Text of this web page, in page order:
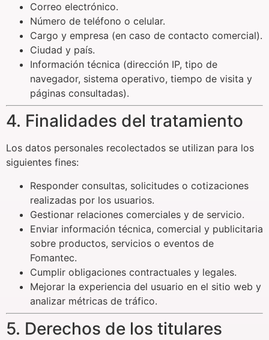
Correo electrónico.
Número de teléfono o celular.
Cargo y empresa (en caso de contacto comercial).
Ciudad y país.
Información técnica (dirección IP, tipo de
navegador, sistema operativo, tiempo de visita y
páginas consultadas).
4. Finalidades del tratamiento
Los datos personales recolectados se utilizan para los
siguientes fines:
Responder consultas, solicitudes o cotizaciones
realizadas por los usuarios.
Gestionar relaciones comerciales y de servicio.
Enviar información técnica, comercial y publicitaria
sobre productos, servicios o eventos de
Fomantec.
Cumplir obligaciones contractuales y legales.
Mejorar la experiencia del usuario en el sitio web y
analizar métricas de tráfico.
5. Derechos de los titulares